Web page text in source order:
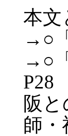
本
→○
→○
P28
阪
師・